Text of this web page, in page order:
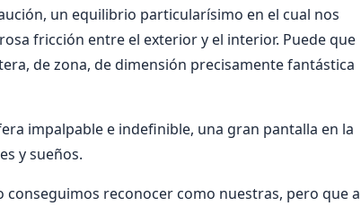
un equilibrio particularísimo en el cual nos
fricción entre el exterior y el interior. Puede que
de zona, de dimensión precisamente fantástica
impalpable e indefinible, una gran pantalla en la
y sueños.
conseguimos reconocer como nuestras, pero que a